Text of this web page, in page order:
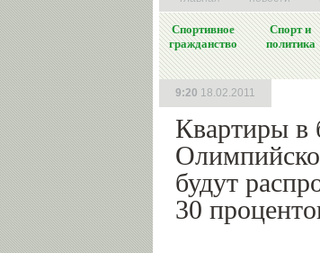
Спортивное
гражданство
Спорт и
политика
Квартиры
будут
30
9:20 18.02.2011